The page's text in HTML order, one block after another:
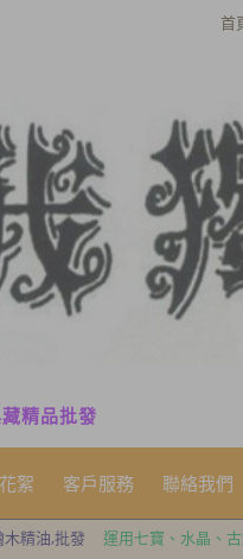
首
精品批發
絮 客戶服務 聯絡我們
晶、古銀、天珠、琉璃珠、蜻蜓